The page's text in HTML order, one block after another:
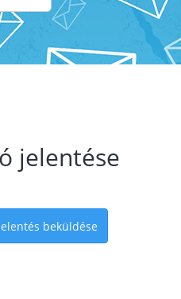
jelentése
beküldése